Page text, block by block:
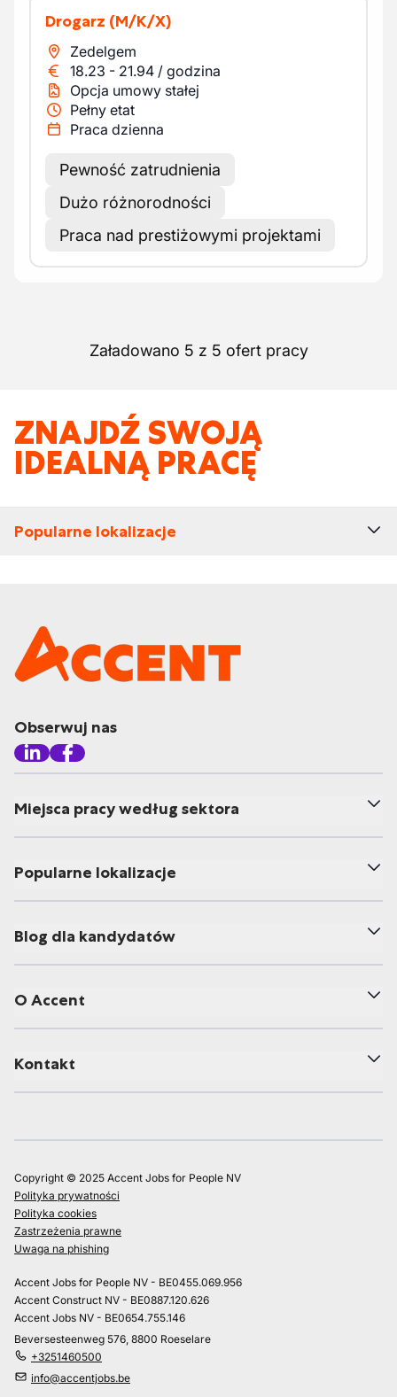
Drogarz (M/K/X)
Zedelgem
18.23 - 21.94 / godzina
Opcja umowy stałej
Pełny etat
Praca dzienna
Pewność zatrudnienia
Dużo różnorodności
Praca nad prestiżowymi projektami
Załadowano 5 z 5 ofert pracy
ZNAJDŹ SWOJĄ
IDEALNĄ PRACĘ
Popularne lokalizacje
Obserwuj nas
Miejsca pracy według sektora
Popularne lokalizacje
Blog dla kandydatów
O Accent
Kontakt
Copyright © 2025 Accent Jobs for People NV
Polityka prywatności
Polityka cookies
Zastrzeżenia prawne
Uwaga na phishing
Accent Jobs for People NV - BE0455.069.956
Accent Construct NV - BE0887.120.626
Accent Jobs NV - BE0654.755.146
Beversesteenweg 576, 8800 Roeselare
+3251460500
info@accentjobs.be